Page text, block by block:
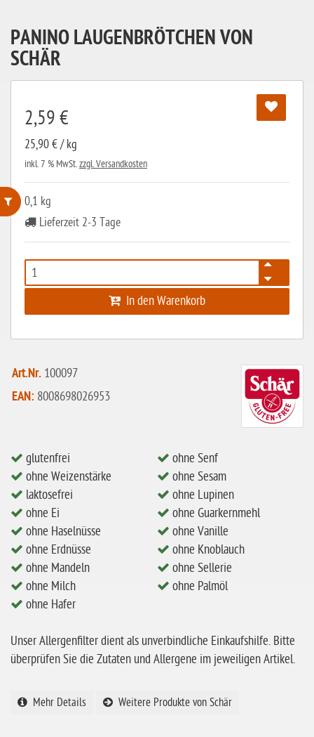
ohne Weizenstärke
laktosefrei
ohne Hefe
eiweißarm / PKU
ohne Mandeln
ohne Milch
ohne Hafer
ohne Zuckerzusatz
ohne Reis
ohne Mais
ohne Senf
ohne Sesam
PANINO LAUGENBRÖTCHEN VON
SCHÄR
2,59 €
25,90 € / kg
inkl. 7 % MwSt.zzgl. Versandkosten
0,1 kg
Lieferzeit 2-3 Tage
In den Warenkorb
Art.Nr. 100097
EAN: 8008698026953
glutenfrei
ohne Weizenstärke
laktosefrei
ohne Ei
ohne Haselnüsse
ohne Erdnüsse
ohne Mandeln
ohne Milch
ohne Hafer
ohne Senf
ohne Sesam
ohne Lupinen
ohne Guarkernmehl
ohne Vanille
ohne Knoblauch
ohne Sellerie
ohne Palmöl
Unser Allergenfilter dient als unverbindliche Einkaufshilfe. Bitte
überprüfen Sie die Zutaten und Allergene im jeweiligen Artikel.
Mehr Details Weitere Produkte von Schär